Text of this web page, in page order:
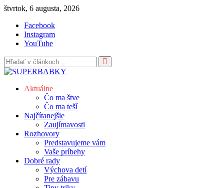
Skip
content
štvrtok, 6 augusta, 2026
Facebook
Instagram
YouTube
Aktuálne
Čo ma štve
Čo ma teší
Najčítanejšie
Zaujímavosti
Rozhovory
Predstavujeme vám
Vaše príbehy
Dobré rady
Výchova detí
Pre zábavu